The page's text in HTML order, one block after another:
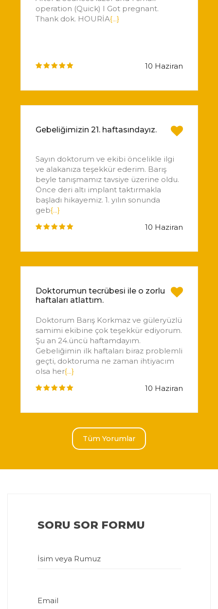
operation (Quick) I Got pregnant.
Thank dok. HOURİA{...}
10 Haziran
Gebeliğimizin 21. haftasındayız.
Sayın doktorum ve ekibi öncelikle ilgi
ve alakanıza teşekkür ederim. Barış
beyle tanışmamız tavsiye üzerine oldu.
Önce deri altı implant taktırmakla
başladı hikayemiz. 1. yılın sonunda
geb{...}
10 Haziran
Doktorumun tecrübesi ile o zorlu
haftaları atlattım.
Doktorum Barış Korkmaz ve güleryüzlü
samimi ekibine çok teşekkür ediyorum.
Şu an 24.üncü haftamdayım.
Gebeliğimin ilk haftaları biraz problemli
geçti, doktoruma ne zaman ihtiyacım
olsa her{...}
10 Haziran
Tüm Yorumlar
SORU SOR FORMU
İsim veya Rumuz
Email